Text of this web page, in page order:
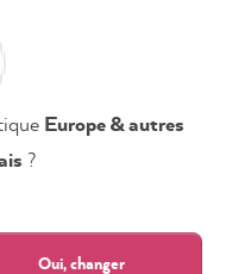
légales
la boutique en
pas toujours telles
Dresden, DE, 07/08/2026
Europe & autres
?
Oui, changer